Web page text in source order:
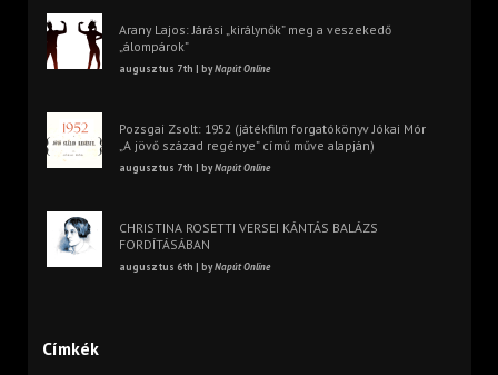
Arany Lajos: Járási „királynők” meg a veszekedő
„álompárok”
augusztus 7th | byNapút Online
Pozsgai Zsolt: 1952 (játékfilm forgatókönyv Jókai Mór
„A jövő század regénye” című műve alapján)
augusztus 7th | byNapút Online
CHRISTINA ROSETTI VERSEI KÁNTÁS BALÁZS
FORDÍTÁSÁBAN
augusztus 6th | byNapút Online
Címkék